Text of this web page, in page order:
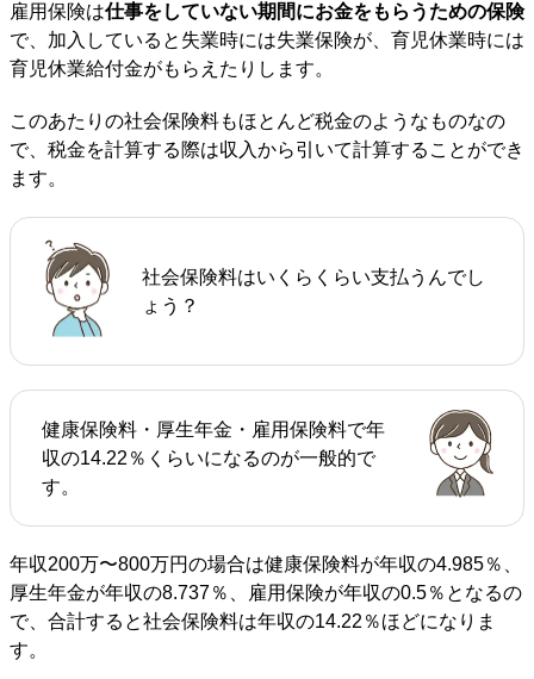
雇用保険は仕事をしていない期間にお金をもらうための保険
で、加入していると失業時には失業保険が、育児休業時には
育児休業給付金がもらえたりします。
このあたりの社会保険料もほとんど税金のようなものなの
で、税金を計算する際は収入から引いて計算することができ
ます。
社会保険料はいくらくらい支払うんでし
ょう？
健康保険料・厚生年金・雇用保険料で年
収の14.22％くらいになるのが一般的で
す。
年収200万〜800万円の場合は健康保険料が年収の4.985％、
厚生年金が年収の8.737％、雇用保険が年収の0.5％となるの
で、合計すると社会保険料は年収の14.22％ほどになりま
す。